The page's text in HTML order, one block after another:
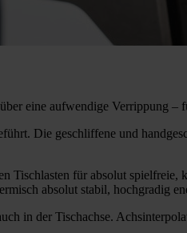
eine aufwendige Verrippung
Die geschliffene und
Tischlasten für absolut
absolut stabil, hochgradig
in der Tischachse.